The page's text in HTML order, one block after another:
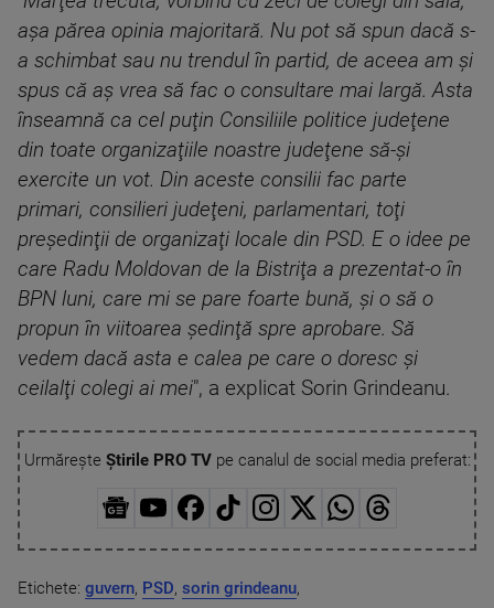
aşa părea opinia majoritară. Nu pot să spun dacă s-
a schimbat sau nu trendul în partid, de aceea am şi
spus că aş vrea să fac o consultare mai largă. Asta
înseamnă ca cel puţin Consiliile politice judeţene
din toate organizaţiile noastre judeţene să-şi
exercite un vot. Din aceste consilii fac parte
primari, consilieri judeţeni, parlamentari, toţi
preşedinţii de organizaţi locale din PSD. E o idee pe
care Radu Moldovan de la Bistriţa a prezentat-o în
BPN luni, care mi se pare foarte bună, şi o să o
propun în viitoarea şedinţă spre aprobare. Să
vedem dacă asta e calea pe care o doresc şi
ceilalţi colegi ai mei", a explicat Sorin Grindeanu.
Urmărește Știrile PRO TVpe canalul de social media preferat:
Etichete: guvern, PSD, sorin grindeanu,